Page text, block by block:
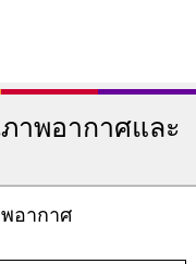
าพอากาศและ
อากาศ